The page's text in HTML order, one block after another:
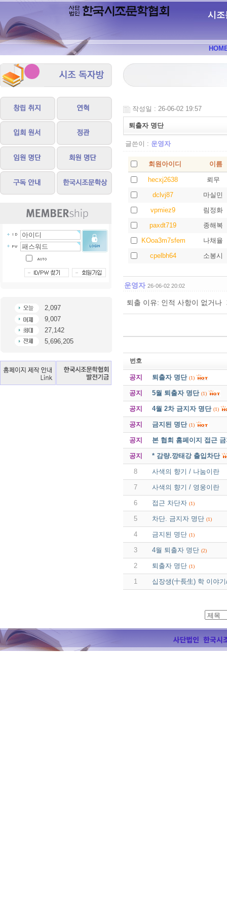
시조
2,097
9,007
27,142
5,696,205
작성일 : 26-06-02 19:57
퇴출자 명단
글쓴이 : 운영자
회원아이디 이름
hecxj2638
뢰무
dclvj87
마실민
vpmiez9
림정화
paxdt719
종해복
KOoa3m7sfem
나채율
cpelbh64
소봉시
운영자 26-06-02 20:02
퇴출 이유: 인적 사항이 없거나
번호
공지 퇴출자 명단 (1)
공지 5월 퇴출자 명단 (1)
공지 4월 2차 금지자 명단 (1)
공지 금지된 명단 (1)
공지 본 협회 홈페이지 접근
공지 * 감량.깡태강 출입차단
8 사색의 향기 / 나눔이란
7 사색의 향기 / 영웅이란
6 접근 차단자 (1)
5 차단. 금지자 명단 (1)
4 금지된 명단 (1)
3 4월 퇴출자 명단 (2)
2 퇴출자 명단 (1)
1 십장생(十長生) 학 이야